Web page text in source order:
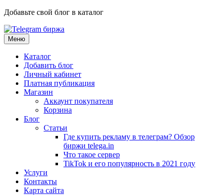
Добавьте свой блог в каталог
Меню Перейти
к
содержанию
Каталог
Добавить блог
Личный кабинет
Платная публикация
Магазин
Аккаунт покупателя
Корзина
Блог
Статьи
Где купить рекламу в телеграм? Обзор
биржи telega.in
Что такое сервер
TikTok и его популярность в 2021 году
Услуги
Контакты
Карта сайта